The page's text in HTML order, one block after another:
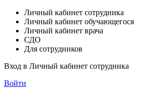
Личный кабинет сотрудника
Личный кабинет обучающегося
Личный кабинет врача
СДО
Для сотрудников
Вход в Личный кабинет сотрудника
Войти